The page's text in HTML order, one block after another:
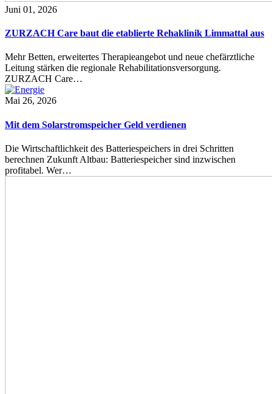
Juni 01, 2026
ZURZACH Care baut die etablierte Rehaklinik Limmattal aus
Mehr Betten, erweitertes Therapieangebot und neue chefärztliche
Leitung stärken die regionale Rehabilitationsversorgung.
ZURZACH Care…
Mai 26, 2026
Mit dem Solarstromspeicher Geld verdienen
Die Wirtschaftlichkeit des Batteriespeichers in drei Schritten
berechnen Zukunft Altbau: Batteriespeicher sind inzwischen
profitabel. Wer…